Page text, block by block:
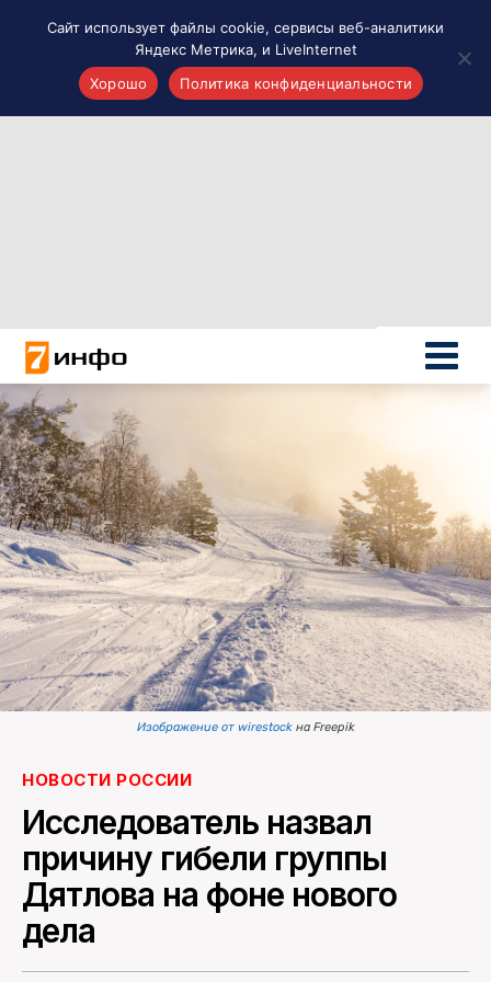
Новости России
Политика
Новости мира
Все материалы 7инфо
О НАС
ПОИСК ПО САЙТУ
Изображение от wirestockна Freepik
НОВОСТИ РОССИИ
Исследователь назвал
причину гибели группы
Дятлова на фоне нового
дела
Сайт использует файлы cookie, сервисы веб-аналитики
Яндекс Метрика, и LiveInternet
Хорошо
Политика конфиденциальности